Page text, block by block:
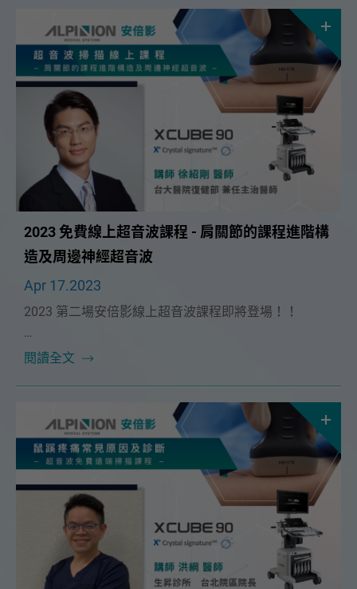
將會有不同以往的大開眼界！
2023 免費線上超音波課程 - 肩關節的課程進階構
造及周邊神經超音波
Apr 17.2023
2023 第二場安倍影線上超音波課程即將登場！！
非常榮幸能邀請到 台大癌醫復健中心主任 🔥徐紹剛醫
閱讀全文